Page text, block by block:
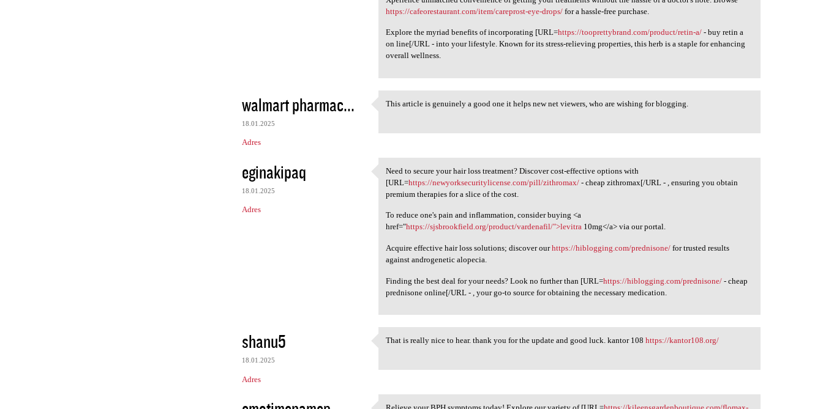
https://cafeorestaurant.com/item/careprost-eye-drops/ for a hassle-free purchase.
Explore the myriad benefits of incorporating [URL=https://tooprettybrand.com/product/retin-a/ - buy retin a
on line[/URL - into your lifestyle. Known for its stress-relieving properties, this herb is a staple for enhancing
overall wellness.
walmart pharmac...
18.01.2025
Adres
This article is genuinely a
This article is genuinely a good one it helps new net viewers, who are wishing for blogging.
eginakipaq
18.01.2025
Adres
Need to secure your hair loss
Need to secure your hair loss treatment? Discover cost-effective options with
[URL=https://newyorksecuritylicense.com/pill/zithromax/ - cheap zithromax[/URL - , ensuring you obtain
premium therapies for a slice of the cost.
To reduce one's pain and inflammation, consider buying <a
href="https://sjsbrookfield.org/product/vardenafil/">levitra 10mg</a> via our portal.
Acquire effective hair loss solutions; discover ourhttps://hiblogging.com/prednisone/ for trusted results
against androgenetic alopecia.
Finding the best deal for your needs? Look no further than [URL=https://hiblogging.com/prednisone/ - cheap
prednisone online[/URL - , your go-to source for obtaining the necessary medication.
shanu5
18.01.2025
Adres
That is really nice to hear.
That is really nice to hear. thank you for the update and good luck. kantor 108https://kantor108.org/